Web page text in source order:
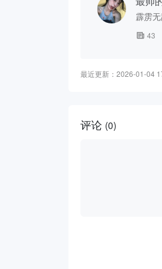
霹雳
43
最近更新：2026-01-04
评论 (0)